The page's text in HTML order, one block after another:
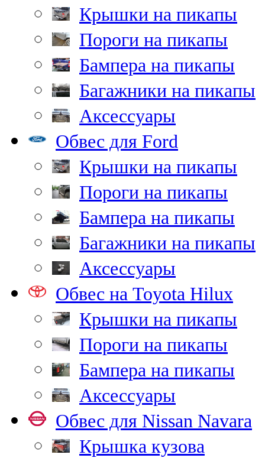
Крышки на пикапы
Пороги на пикапы
Бампера на пикапы
Багажники на пикапы
Аксессуары
Обвес для Ford
Крышки на пикапы
Пороги на пикапы
Бампера на пикапы
Багажники на пикапы
Аксессуары
Обвес на Toyota Hilux
Крышки на пикапы
Пороги на пикапы
Бампера на пикапы
Аксессуары
Обвес для Nissan Navara
Крышка кузова